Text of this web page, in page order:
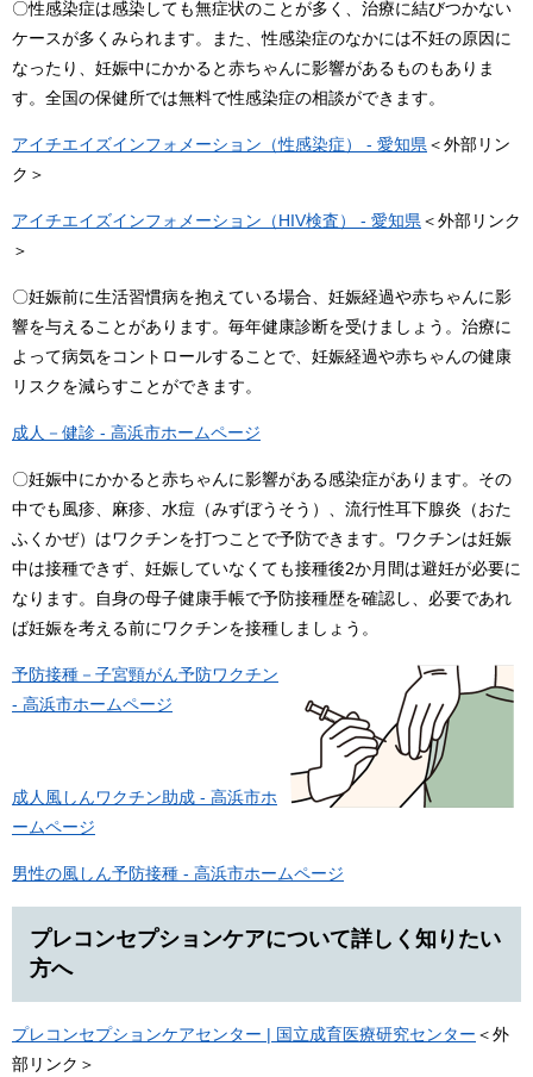
〇性感染症は感染しても無症状のことが多く、治療に結びつかない
ケースが多くみられます。また、性感染症のなかには不妊の原因に
なったり、妊娠中にかかると赤ちゃんに影響があるものもありま
す。全国の保健所では無料で性感染症の相談ができます。
アイチエイズインフォメーション（性感染症） - 愛知県 ＜外部リン
ク＞
アイチエイズインフォメーション（HIV検査） - 愛知県 ＜外部リンク
＞
〇妊娠前に生活習慣病を抱えている場合、妊娠経過や赤ちゃんに影
響を与えることがあります。毎年健康診断を受けましょう。治療に
よって病気をコントロールすることで、妊娠経過や赤ちゃんの健康
リスクを減らすことができます。
成人－健診 - 高浜市ホームページ
〇妊娠中にかかると赤ちゃんに影響がある感染症があります。その
中でも風疹、麻疹、水痘（みずぼうそう）、流行性耳下腺炎（おた
ふくかぜ）はワクチンを打つことで予防できます。ワクチンは妊娠
中は接種できず、妊娠していなくても接種後2か月間は避妊が必要に
なります。自身の母子健康手帳で予防接種歴を確認し、必要であれ
ば妊娠を考える前にワクチンを接種しましょう。
予防接種－子宮頸がん予防ワクチン
- 高浜市ホームページ
成人風しんワクチン助成 - 高浜市ホ
ームページ
男性の風しん予防接種 - 高浜市ホームページ
プレコンセプションケアについて詳しく知りたい
方へ
プレコンセプションケアセンター | 国立成育医療研究センター ＜外
部リンク＞